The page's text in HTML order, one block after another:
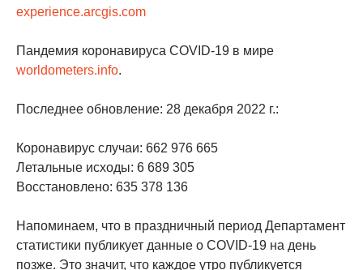
experience.arcgis.com
Пандемия коронавируса COVID-19 в мире
worldometers.info.
Последнее обновление: 28 декабря 2022 г.:
Коронавирус случаи: 662 976 665
Летальные исходы: 6 689 305
Восстановлено: 635 378 136
Напоминаем, что в праздничный период Департамент
статистики публикует данные о COVID-19 на день
позже. Это значит, что каждое утро публикуется ​​